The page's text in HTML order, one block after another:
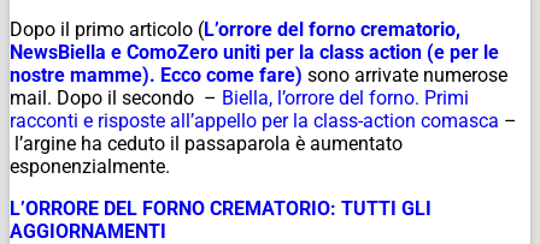
Dopo il primo articolo (L’orrore del forno crematorio,
NewsBiella e ComoZero uniti per la class action (e per le
nostre mamme). Ecco come fare) sono arrivate numerose
mail. Dopo il secondo – Biella, l’orrore del forno. Primi
racconti e risposte all’appello per la class-action comasca –
l’argine ha ceduto il passaparola è aumentato
esponenzialmente.
L’ORRORE DEL FORNO CREMATORIO: TUTTI GLI
AGGIORNAMENTI